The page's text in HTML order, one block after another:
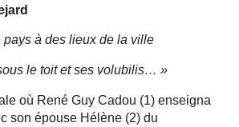
pays à des lieux de la ville
le toit et ses volubilis… »
où René Guy Cadou (1) enseigna
son épouse Hélène (2) du